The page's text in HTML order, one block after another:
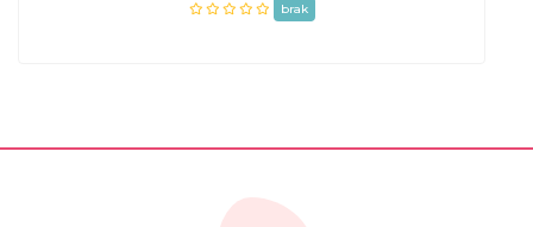
brak